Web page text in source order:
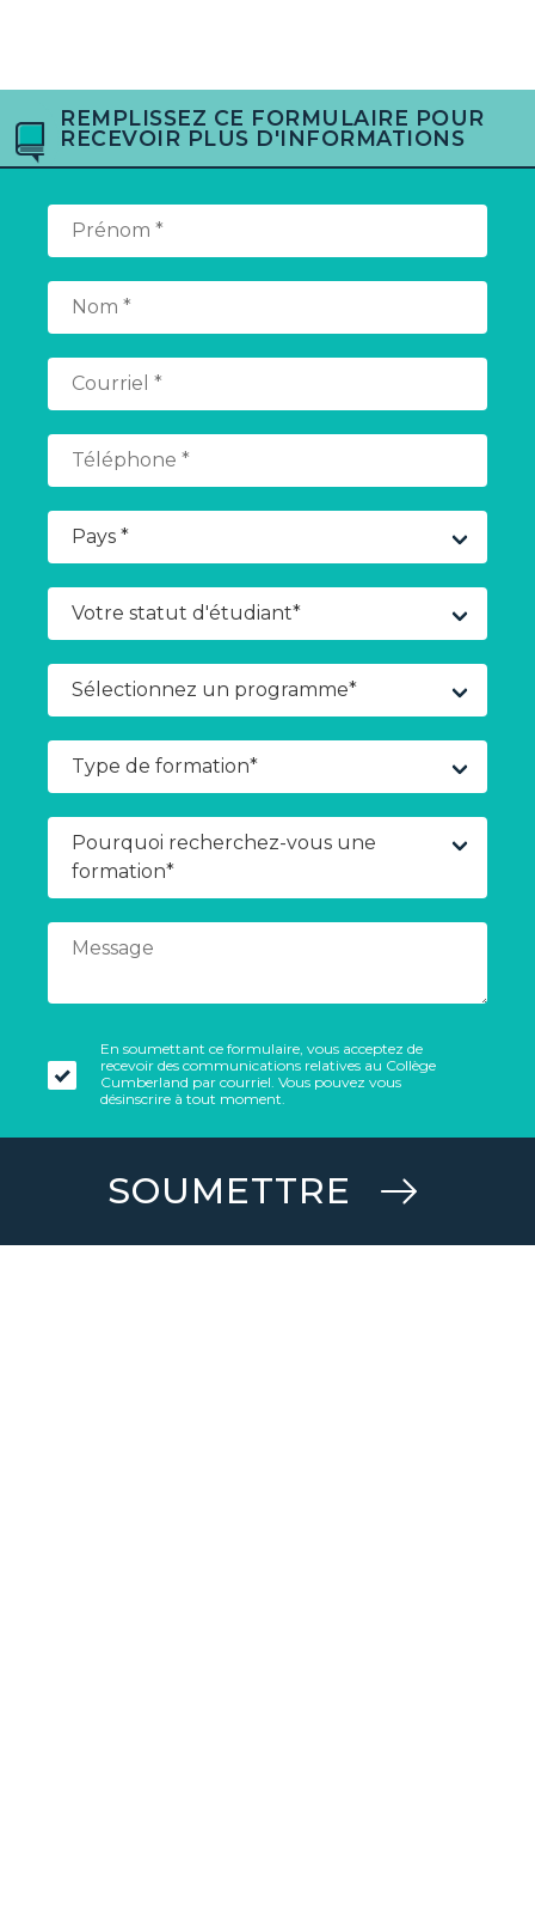
REMPLISSEZ CE FORMULAIRE POUR
RECEVOIR PLUS D'INFORMATIONS
En soumettant ce formulaire, vous acceptez de
recevoir des communications relatives au Collège
Cumberland par courriel. Vous pouvez vous
désinscrire à tout moment.
SOUMETTRE